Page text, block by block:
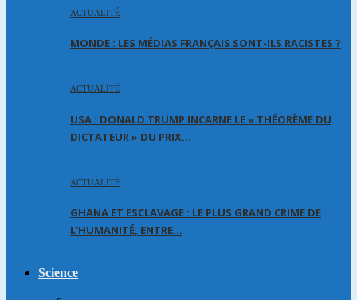
ACTUALITÉ
MONDE : LES MÉDIAS FRANÇAIS SONT-ILS RACISTES ?
ACTUALITÉ
USA : DONALD TRUMP INCARNE LE « THÉORÈME DU
DICTATEUR » DU PRIX…
ACTUALITÉ
GHANA ET ESCLAVAGE : LE PLUS GRAND CRIME DE
L’HUMANITÉ, ENTRE…
Science